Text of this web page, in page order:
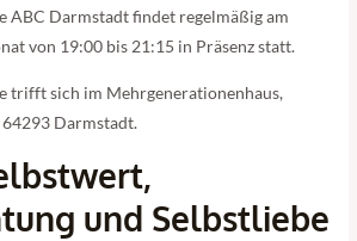
ABC Darmstadt findet regelmäßig am
von 19:00 bis 21:15 in Präsenz statt.
trifft sich im Mehrgenerationenhaus,
Darmstadt.
und Selbstliebe